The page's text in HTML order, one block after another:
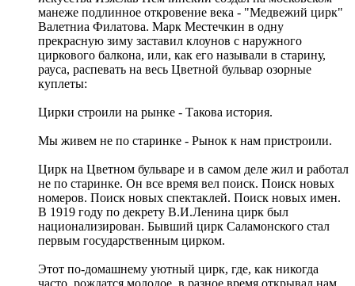
манеже подлинное откровение века - "Медвежий цирк"
Валетниа Филатова. Марк Местечкин в одну
прекрасную зиму заставил клоунов с наружного
циркового балкона, или, как его называли в старину,
рауса, распевать на весь Цветной бульвар озорные
куплеты:
Цирки строили на рынке - Такова история.
Мы живем не по старинке - Рынок к нам пристроили.
Цирк на Цветном бульваре и в самом деле жил и работал
не по старинке. Он все время вел поиск. Поиск новых
номеров. Поиск новых спектаклей. Поиск новых имен.
В 1919 году по декрету В.И.Ленина цирк был
национализирован. Бывший цирк Саламонского стал
первым государственным цирком.
Этот по-домашнему уютный цирк, где, как никогда